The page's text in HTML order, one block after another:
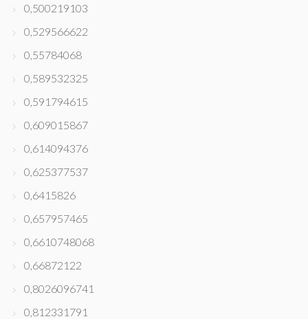
0,500219103
0,529566622
0,55784068
0,589532325
0,591794615
0,609015867
0,614094376
0,625377537
0,6415826
0,657957465
0,6610748068
0,66872122
0,8026096741
0,812331791